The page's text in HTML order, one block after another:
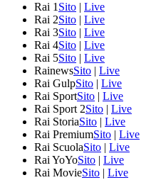
Rai 1 Sito | Live
Rai 2Sito | Live
Rai 3Sito | Live
Rai 4Sito | Live
Rai 5Sito | Live
RainewsSito | Live
Rai GulpSito | Live
Rai SportSito | Live
Rai Sport 2Sito | Live
Rai StoriaSito | Live
Rai PremiumSito | Live
Rai ScuolaSito | Live
Rai YoYoSito | Live
Rai MovieSito | Live